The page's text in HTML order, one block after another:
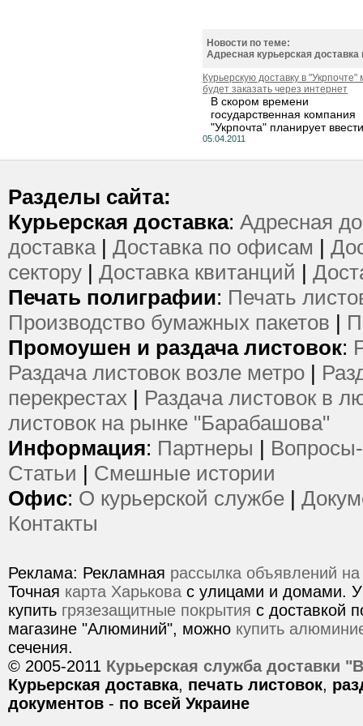
Новости по теме:
Адресная курьерская доставка
Курьерскую доставку в "Укрпочте"
будет заказать через интернет
В скором времени
государственная компания
"Укрпочта" планирует
05.04.2011
Разделы сайта:
Курьерская доставка: Адресная
доставка| Доставка по офисам |
сектору | Доставка квитанций |
Печать полиграфии: Печать
Производство бумажных пакетов |
Промоушен и раздача листовок:
Раздача листовок возле метро |
перекрестах | Раздача листовок в
листовок на рынке "Барабашова"
Информация: Партнеры |
Статьи | Смешные истории
Офис: О курьерской службе |
Контакты
Реклама: Рекламная рассылка объявлений на
Точная карта Харькова с улицами и домами.
купить грязезащитные покрытия с доставкой
магазине "Алюминий", можно купить
сечения.
© 2005-2011 Курьерская служба доставки
Курьерская доставка, печать листовок,
документов - по всей Украине